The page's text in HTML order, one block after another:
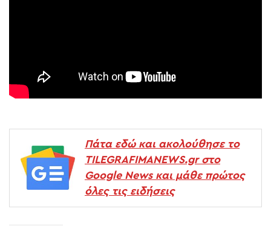
Πάτα εδώ και ακολούθησε το
TILEGRAFIMANEWS.gr στο
Google News και μάθε πρώτος
όλες τις ειδήσεις